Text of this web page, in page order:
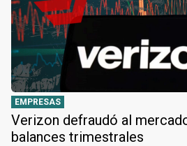
EMPRESAS
Verizon defraudó al
balances trimestrales